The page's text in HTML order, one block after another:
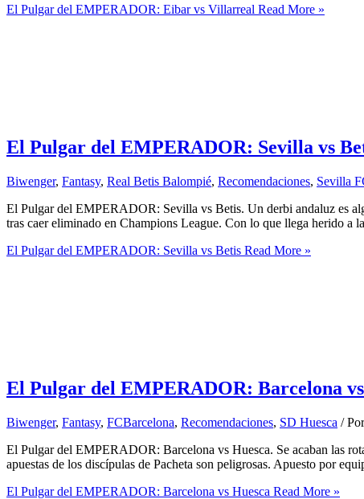
El Pulgar del EMPERADOR: Eibar vs Villarreal Read More »
El Pulgar del EMPERADOR: Sevilla vs
Biwenger, Fantasy, Real Betis Balompié, Recomendaciones, Sevilla
El Pulgar del EMPERADOR: Sevilla vs Betis. Un derbi andaluz es
tras caer eliminado en Champions League. Con lo que llega herido a
El Pulgar del EMPERADOR: Sevilla vs Betis Read More »
El Pulgar del EMPERADOR: Barcelona
Biwenger, Fantasy, FCBarcelona, Recomendaciones, SD Huesca /
El Pulgar del EMPERADOR: Barcelona vs Huesca. Se acaban las
apuestas de los discípulas de Pacheta son peligrosas. Apuesto por
El Pulgar del EMPERADOR: Barcelona vs Huesca Read More »